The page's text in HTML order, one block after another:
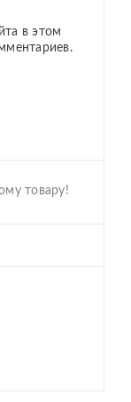
в этом
товару!